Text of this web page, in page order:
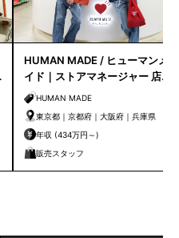
HUMAN MADE / ヒューマンメ
イド｜ストアマネージャー 店長
候補HUMAN MADE
東京都｜京都府｜大阪府｜兵庫県
年収 (434万円～)
販売スタッフ